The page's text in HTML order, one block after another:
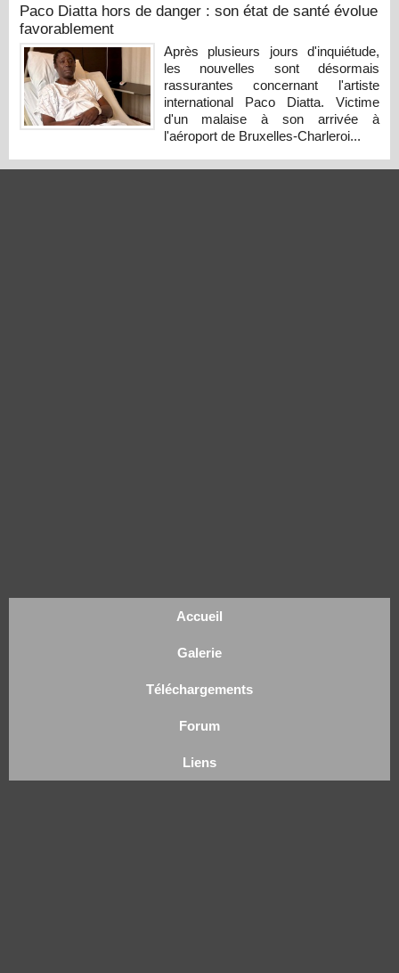
Paco Diatta hors de danger : son état de santé évolue
favorablement
Après plusieurs jours d'inquiétude,
les nouvelles sont désormais
rassurantes concernant l'artiste
international Paco Diatta. Victime
d'un malaise à son arrivée à
l'aéroport de Bruxelles-Charleroi...
Accueil
Galerie
Téléchargements
Forum
Liens